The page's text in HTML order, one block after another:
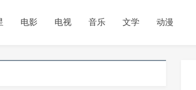
电影 电视 音乐 文学 动漫